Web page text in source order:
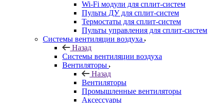
Wi-Fi модули для сплит-систем
Пульты ДУ для сплит-систем
Термостаты для сплит-систем
Пульты управления для сплит-систем
Системы вентиляции воздуха
Назад
Системы вентиляции воздуха
Вентиляторы
Назад
Вентиляторы
Промышленные вентиляторы
Аксессуары